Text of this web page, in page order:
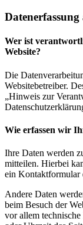
Datenerfassung
Wer ist
Website?
Die
Websitebetreiber.
„Hinweis zur
Wie erfassen wir
Ihre Daten werden
mitteilen. Hierbei
ein Kontaktformular
Andere Daten
beim Besuch der
vor allem